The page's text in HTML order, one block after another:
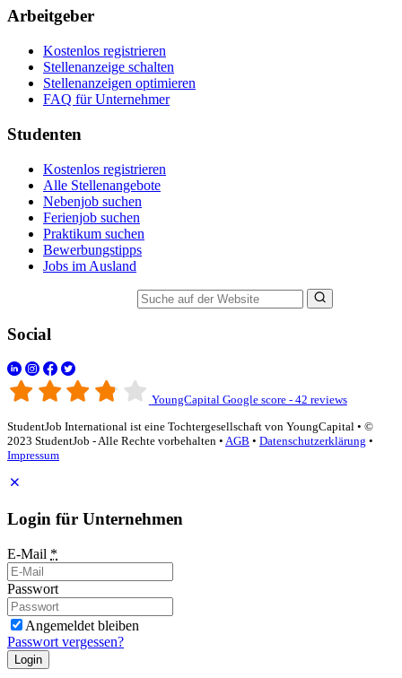
Arbeitgeber
Kostenlos registrieren
Stellenanzeige schalten
Stellenanzeigen optimieren
FAQ für Unternehmer
Studenten
Kostenlos registrieren
Alle Stellenangebote
Nebenjob suchen
Ferienjob suchen
Praktikum suchen
Bewerbungstipps
Jobs im Ausland
Social
YoungCapital Google score - 42 reviews
StudentJob International ist eine Tochtergesellschaft von YoungCapital • ©
2023 StudentJob - Alle Rechte vorbehalten • AGB • Datenschutzerklärung •
Impressum
Login für Unternehmen
E-Mail *
Passwort
Angemeldet bleiben
Passwort vergessen?
Login